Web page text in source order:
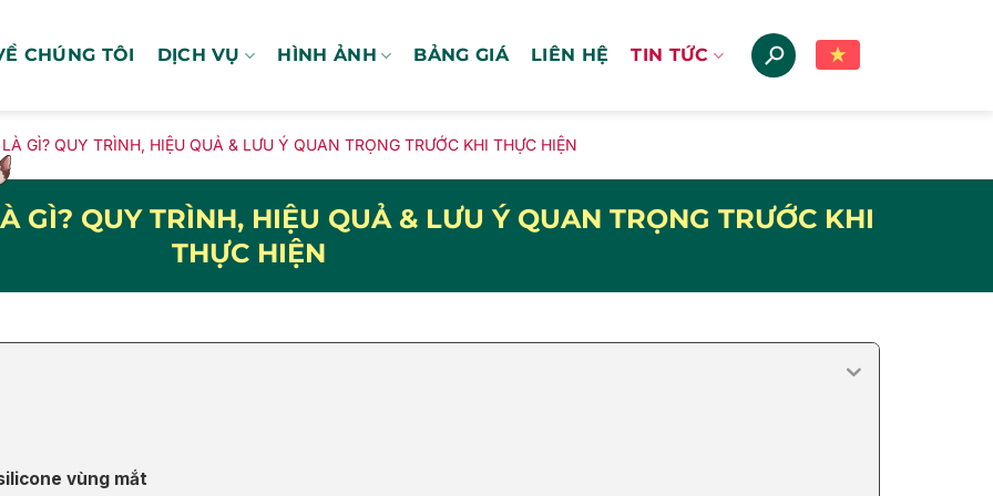
CHÚNG TÔI DỊCH VỤ HÌNH ẢNH BẢNG GIÁ LIÊN HỆ TIN TỨC
GÌ? QUY TRÌNH, HIỆU QUẢ & LƯU Ý QUAN TRỌNG TRƯỚC KHI THỰC HIỆN
GÌ? QUY TRÌNH, HIỆU QUẢ & LƯU Ý QUAN TRỌNG TRƯỚC KHI
THỰC HIỆN
vùng mắt